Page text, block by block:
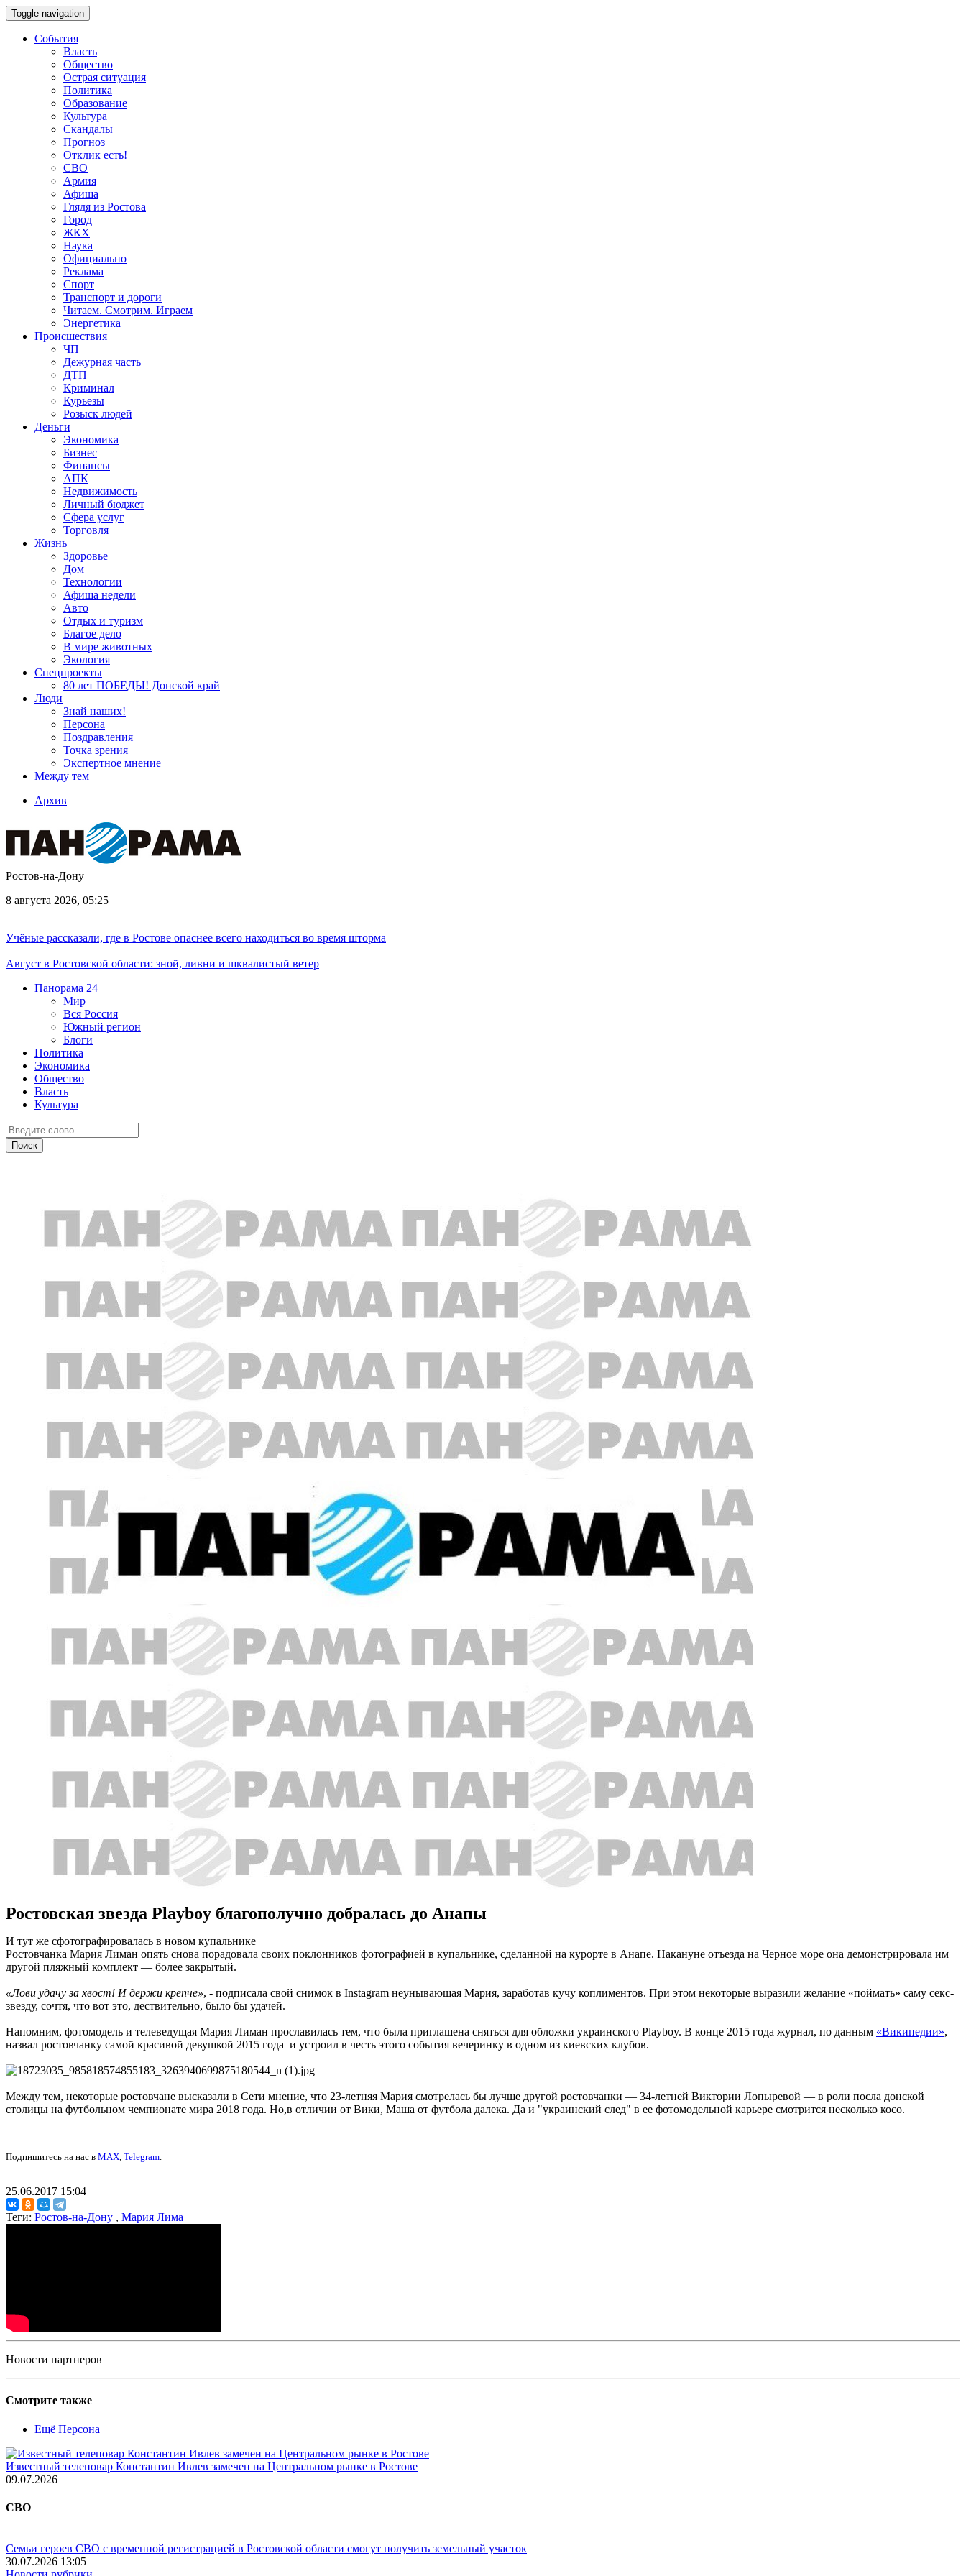
Toggle navigation
События
Власть
Общество
Острая ситуация
Политика
Образование
Культура
Скандалы
Прогноз
Отклик есть!
СВО
Армия
Афиша
Глядя из Ростова
Город
ЖКХ
Наука
Официально
Реклама
Спорт
Транспорт и дороги
Читаем. Смотрим. Играем
Энергетика
Происшествия
ЧП
Дежурная часть
ДТП
Криминал
Курьезы
Розыск людей
Деньги
Экономика
Бизнес
Финансы
АПК
Недвижимость
Личный бюджет
Сфера услуг
Торговля
Жизнь
Здоровье
Дом
Технологии
Афиша недели
Авто
Отдых и туризм
Благое дело
В мире животных
Экология
Спецпроекты
80 лет ПОБЕДЫ! Донской край
Люди
Знай наших!
Персона
Поздравления
Точка зрения
Экспертное мнение
Между тем
Архив
Ростов-на-Дону
8 августа 2026, 05:25
Учёные рассказали, где в Ростове опаснее всего находиться во время шторма
Август в Ростовской области: зной, ливни и шквалистый ветер
Панорама 24
Мир
Вся Россия
Южный регион
Блоги
Политика
Экономика
Общество
Власть
Культура
Ростовская звезда Playboy благополучно добралась до Анапы
И тут же сфотографировалась в новом купальнике
Ростовчанка Мария Лиман опять снова порадовала своих поклонников фотографией в купальнике, сделанной на курорте в Анапе. Накануне отъезда на Черное море она демонстрировала им
другой пляжный комплект — более закрытый.
«Лови удачу за хвост! И держи крепче», - подписала свой снимок в Instagram неунывающая Мария, заработав кучу коплиментов. При этом некоторые выразили желание «поймать» саму секс-
звезду, сочтя, что вот это, дествительно, было бы удачей.
Напомним, фотомодель и телеведущая Мария Лиман прославилась тем, что была приглашена сняться для обложки украинского Playboy. В конце 2015 года журнал, по данным «Википедии»,
назвал ростовчанку самой красивой девушкой 2015 года и устроил в честь этого события вечеринку в одном из киевских клубов.
Между тем, некоторые ростовчане высказали в Сети мнение, что 23-летняя Мария смотрелась бы лучше другой ростовчанки — 34-летней Виктории Лопыревой — в роли посла донской
столицы на футбольном чемпионате мира 2018 года. Но,в отличии от Вики, Маша от футбола далека. Да и "украинский след" в ее фотомодельной карьере смотрится несколько косо.
Подпишитесь на нас в MAX, Telegram.
25.06.2017 15:04
Теги: Ростов-на-Дону , Мария Лима
Новости партнеров
Смотрите также
Ещё Персона
Известный телеповар Константин Ивлев замечен на Центральном рынке в Ростове
09.07.2026
СВО
Семьи героев СВО с временной регистрацией в Ростовской области смогут получить земельный участок
30.07.2026 13:05